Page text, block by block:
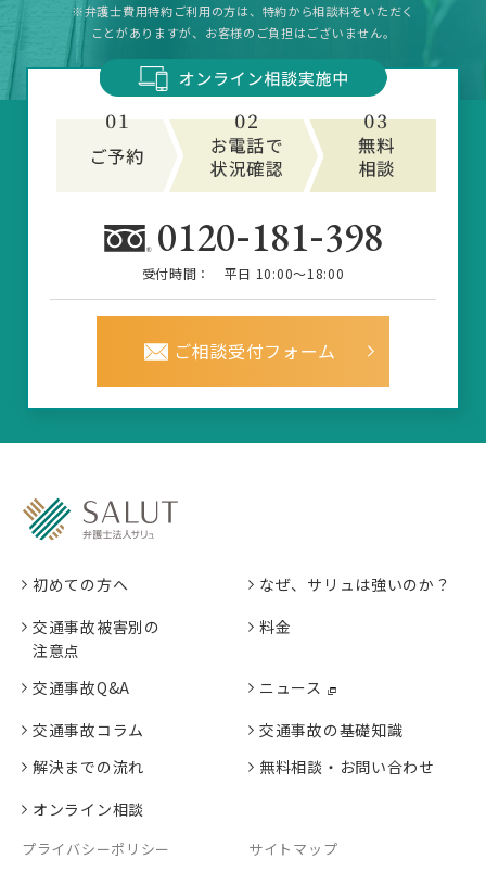
※弁護士費用特約ご利用の方は、特約から相談料をいただく
ことがありますが、お客様のご負担はございません。
0120-181-398
受付時間： 平日 10:00～18:00
ご相談受付フォーム
初めての方へ
なぜ、サリュは強いのか？
交通事故被害別の
注意点
料金
交通事故Q&A
ニュース
交通事故コラム
交通事故の基礎知識
解決までの流れ
無料相談・お問い合わせ
オンライン相談
プライバシーポリシー サイトマップ